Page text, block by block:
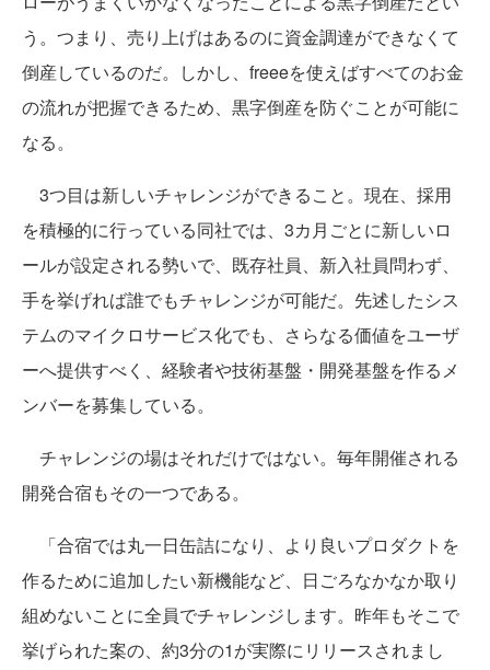
う。つまり、売り上げはあるのに資金調達ができなくて
倒産しているのだ。しかし、freeeを使えばすべてのお金
の流れが把握できるため、黒字倒産を防ぐことが可能に
なる。
3つ目は新しいチャレンジができること。現在、採用
を積極的に行っている同社では、3カ月ごとに新しいロ
ールが設定される勢いで、既存社員、新入社員問わず、
手を挙げれば誰でもチャレンジが可能だ。先述したシス
テムのマイクロサービス化でも、さらなる価値をユーザ
ーへ提供すべく、経験者や技術基盤・開発基盤を作るメ
ンバーを募集している。
チャレンジの場はそれだけではない。毎年開催される
開発合宿もその一つである。
「合宿では丸一日缶詰になり、より良いプロダクトを
作るために追加したい新機能など、日ごろなかなか取り
組めないことに全員でチャレンジします。昨年もそこで
挙げられた案の、約3分の1が実際にリリースされまし